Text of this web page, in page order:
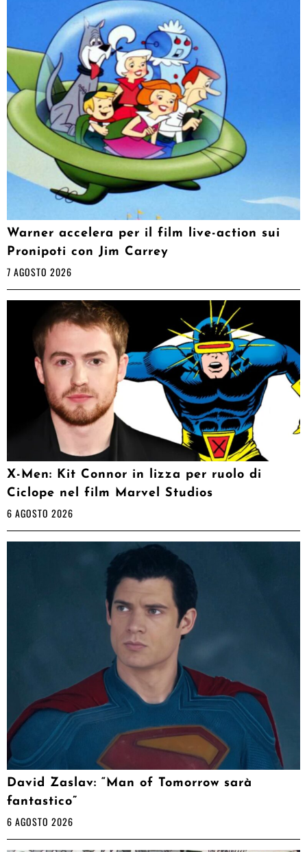
Warner accelera per il film live-action sui
Pronipoti con Jim Carrey
7 AGOSTO 2026
X-Men: Kit Connor in lizza per ruolo di
Ciclope nel film Marvel Studios
6 AGOSTO 2026
David Zaslav: “Man of Tomorrow sarà
fantastico”
6 AGOSTO 2026